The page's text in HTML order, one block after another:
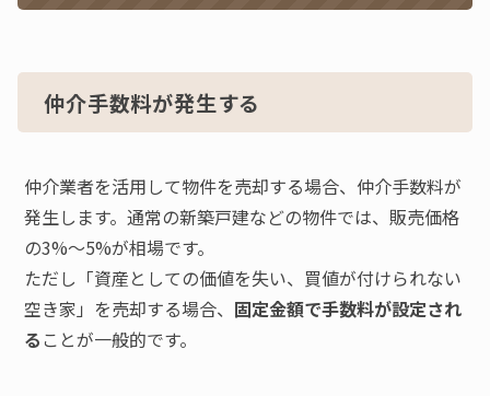
仲介手数料が発生する
仲介業者を活用して物件を売却する場合、仲介手数料が
発生します。通常の新築戸建などの物件では、販売価格
の3%〜5%が相場です。
ただし「資産としての価値を失い、買値が付けられない
空き家」を売却する場合、 固定金額で手数料が設定され
る ことが一般的です。